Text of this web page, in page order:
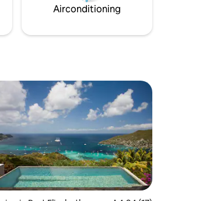
Ervaar de weelderige
tuin omringd door kolibries,
Airconditioning